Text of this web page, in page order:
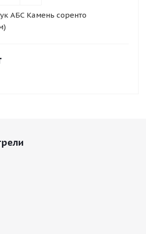
АБС Камень соренто